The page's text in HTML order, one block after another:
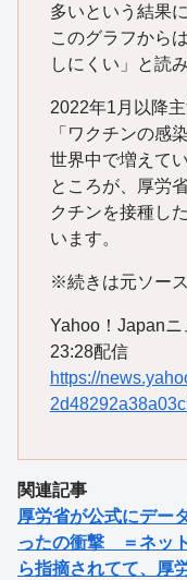
多いという結果に
このグラフから
しにくい」と読
2022年1月以降
「ワクチンの感
世界中で増えて
ところが、厚労
クチンを接種し
います。
※続きは元ソー
Yahoo！Japan
23:28配信
https://
関連記事
厚労省が公式にデー
ったの衝撃 ＝ネッ
ら指摘されてて、厚